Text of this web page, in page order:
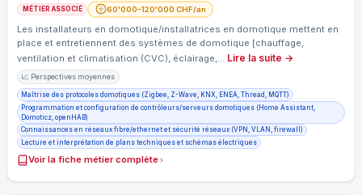
MÉTIER ASSOCIÉ 60'000–120'000 CHF/an
Les installateurs en domotique/installatrices en domotique mettent en
place et entretiennent des systèmes de domotique [chauffage,
ventilation et climatisation (CVC), éclairage,… Lire la suite →
📈 Perspectives moyennes
Maîtrise des protocoles domotiques (Zigbee, Z-Wave, KNX, ENEA, Thread, MQTT)
Programmation et configuration de contrôleurs/serveurs domotiques (Home Assistant,
Domoticz, openHAB)
Connaissances en réseaux fibre/ethernet et sécurité réseaux (VPN, VLAN, firewall)
Lecture et interprétation de plans techniques et schémas électriques
Voir la fiche métier complète